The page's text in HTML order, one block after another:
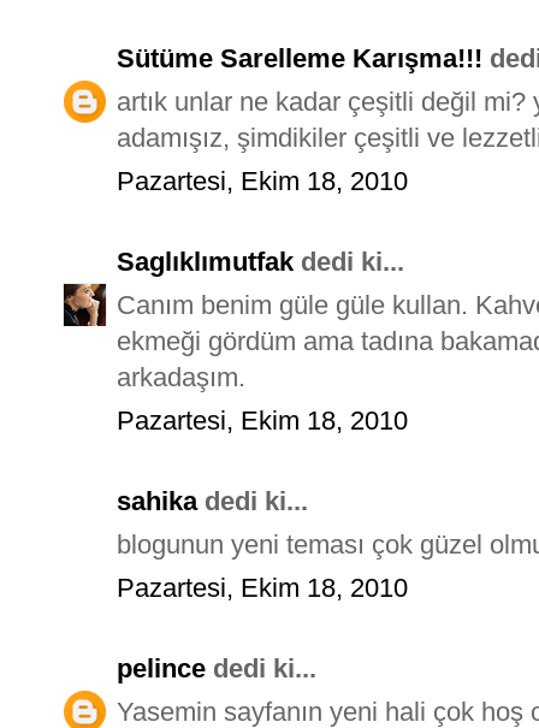
Sütüme Sarelleme Karışma!!!
artık unlar ne kadar çeşitli değil mi?
adamışız, şimdikiler çeşitli ve
Pazartesi, Ekim 18, 2010
Saglıklımutfak dedi ki...
Canım benim güle güle kullan.
ekmeği gördüm ama tadına
arkadaşım.
Pazartesi, Ekim 18, 2010
sahikadedi ki...
blogunun yeni teması çok güzel
Pazartesi, Ekim 18, 2010
pelince dedi ki...
Yasemin sayfanın yeni hali çok hoş